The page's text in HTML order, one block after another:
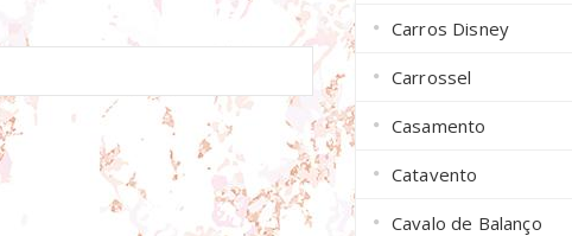
Carros Disney
Carrossel
Casamento
Catavento
Cavalo de Balanço